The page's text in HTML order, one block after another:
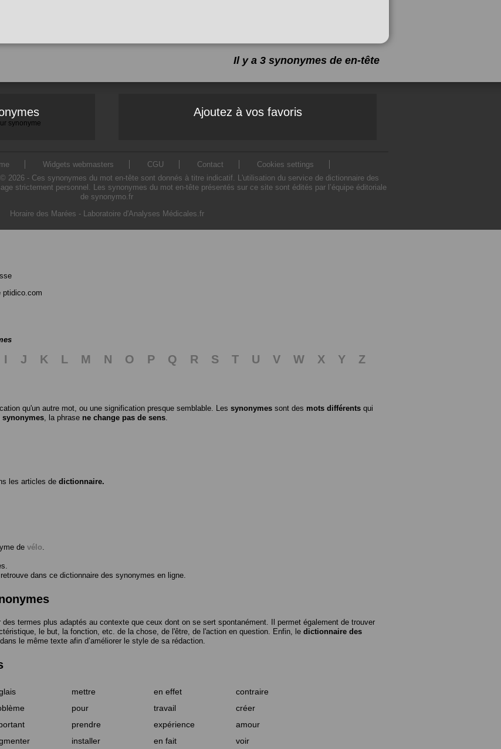
Il y a 3 synonymes de en-tête
synonyme
Ajoutez à vos favoris
Widgets webmasters CGU Contact
Cookies settings
2026 - Ces synonymes du mot en-tête sont donnés à titre indicatif. L'utilisation du service de dictionnaire des
strictement personnel. Les synonymes du mot en-tête présentés sur ce site sont édités par l’équipe éditoriale
de synonymo.fr
Horaire des Marées - Laboratoire d'Analyses Médicales.fr
ptidico.com
I J K L M N O P Q R S T U V W X Y
Z
qu'un autre mot, ou une signification presque semblable. Les synonymes sont des mots différents qui
synonymes , la phrase ne change pas de sens
les articles de dictionnaire.
de vélo
dans ce dictionnaire des synonymes en ligne.
des termes plus adaptés au contexte que ceux dont on se sert spontanément. Il permet également de trouver
le but, la fonction, etc. de la chose, de l'être, de l'action en question. Enfin, le dictionnaire des
le même texte afin d’améliorer le style de sa rédaction.
mettre en effet
contraire
pour travail
créer
prendre expérience
amour
installer en fait voir